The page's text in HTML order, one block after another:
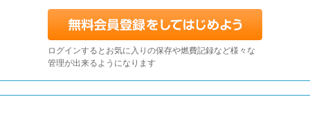
ログインするとお気に入りの保存や燃費記録など様々な
管理が出来るようになります